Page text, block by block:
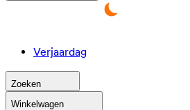
Verjaardag
Zoeken
Winkelwagen